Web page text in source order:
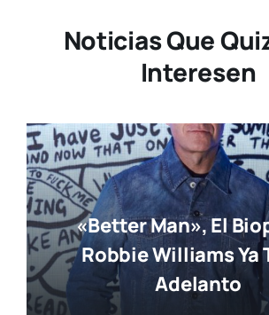
Noticias Que
Interesen
«Better Man», El
Robbie Williams Ya
Adelanto